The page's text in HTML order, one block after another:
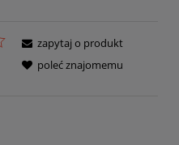
zapytaj o produkt
poleć znajomemu